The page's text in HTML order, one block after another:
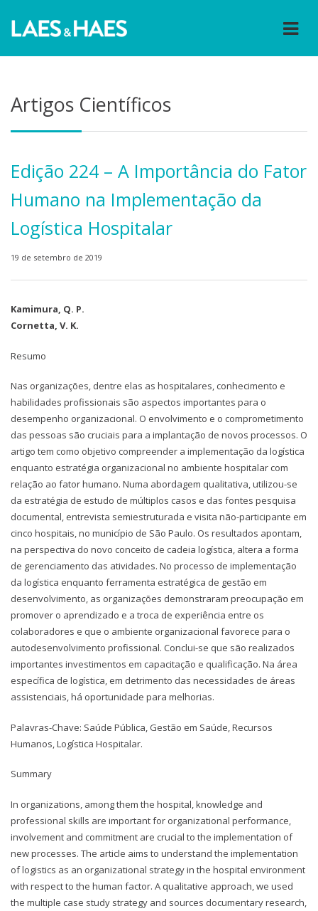
Artigos Científicos
Edição 224 – A Importância do Fator
Humano na Implementação da
Logística Hospitalar
19 de setembro de 2019
Kamimura, Q. P.
Cornetta, V. K.
Resumo
Nas organizações, dentre elas as hospitalares, conhecimento e
habilidades profissionais são aspectos importantes para o
desempenho organizacional. O envolvimento e o comprometimento
das pessoas são cruciais para a implantação de novos processos. O
artigo tem como objetivo compreender a implementação da logística
enquanto estratégia organizacional no ambiente hospitalar com
relação ao fator humano. Numa abordagem qualitativa, utilizou-se
da estratégia de estudo de múltiplos casos e das fontes pesquisa
documental, entrevista semiestruturada e visita não-participante em
cinco hospitais, no município de São Paulo. Os resultados apontam,
na perspectiva do novo conceito de cadeia logística, altera a forma
de gerenciamento das atividades. No processo de implementação
da logística enquanto ferramenta estratégica de gestão em
desenvolvimento, as organizações demonstraram preocupação em
promover o aprendizado e a troca de experiência entre os
colaboradores e que o ambiente organizacional favorece para o
autodesenvolvimento profissional. Conclui-se que são realizados
importantes investimentos em capacitação e qualificação. Na área
específica de logística, em detrimento das necessidades de áreas
assistenciais, há oportunidade para melhorias.
Palavras-Chave: Saúde Pública, Gestão em Saúde, Recursos
Humanos, Logística Hospitalar.
Summary
In organizations, among them the hospital, knowledge and
professional skills are important for organizational performance,
involvement and commitment are crucial to the implementation of
new processes. The article aims to understand the implementation
of logistics as an organizational strategy in the hospital environment
with respect to the human factor. A qualitative approach, we used
the multiple case study strategy and sources documentary research,